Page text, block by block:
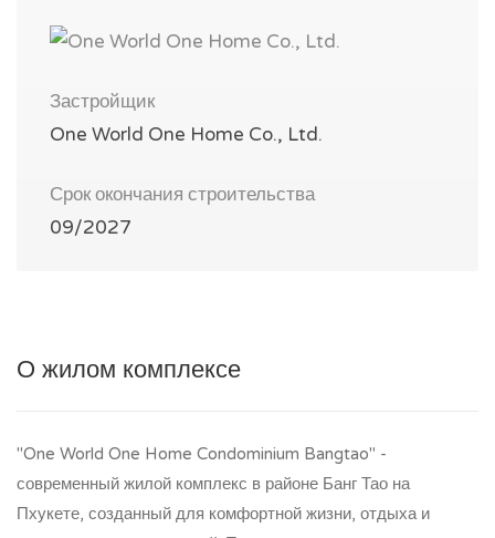
Застройщик
One World One Home Co., Ltd.
Срок окончания строительства
09/2027
О жилом комплексе
"One World One Home Condominium Bangtao" -
современный жилой комплекс в районе Банг Тао на
Пхукете, созданный для комфортной жизни, отдыха и